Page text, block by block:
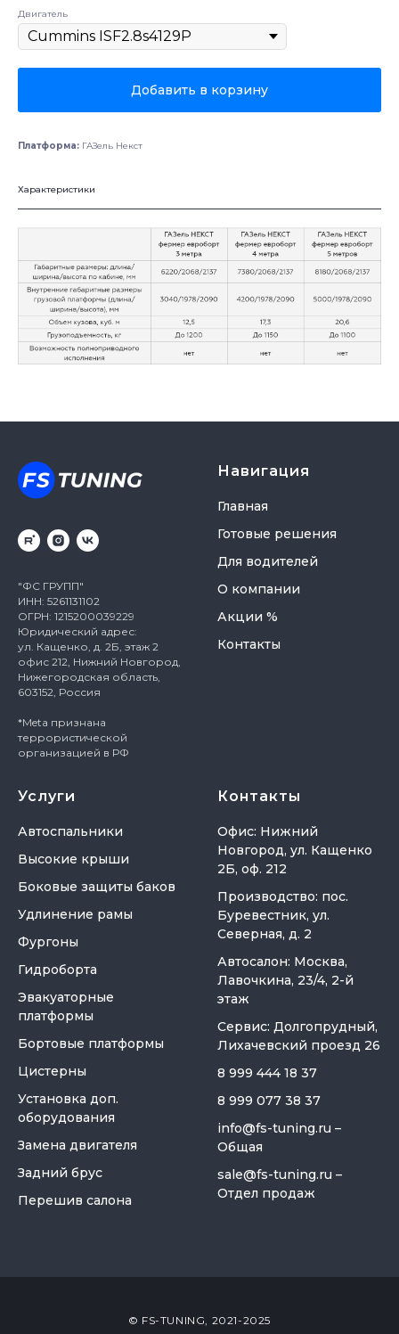
Двигатель
Добавить в корзину
Платформа: ГАЗель Некст
Характеристики
"ФС ГРУПП"
ИНН: 5261131102
ОГРН: 1215200039229
Юридический адрес:
ул. Кащенко, д. 2Б, этаж 2
офис 212, Нижний Новгород,
Нижегородская область,
603152, Россия
*Meta признана
террористической
организацией в РФ
Навигация
Главная
Готовые решения
Для водителей
О компании
Акции %
Контакты
Услуги
Автоспальники
Высокие крыши
Боковые защиты баков
Удлинение рамы
Фургоны
Гидроборта
Эвакуаторные
платформы
Бортовые платформы
Цистерны
Установка доп.
оборудования
Замена двигателя
Задний брус
Перешив салона
Контакты
Офис: Нижний
Новгород, ул. Кащенко
2Б, оф. 212
Производство: пос.
Буревестник, ул.
Северная, д. 2
Автосалон: Москва,
Лавочкина, 23/4, 2-й
этаж
Сервис: Долгопрудный,
Лихачевский проезд 26
8 999 444 18 37
8 999 077 38 37
info@fs-tuning.ru –
Общая
sale@fs-tuning.ru –
Отдел продаж
© FS-TUNING, 2021-2025